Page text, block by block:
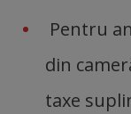
Pentru
din
taxe